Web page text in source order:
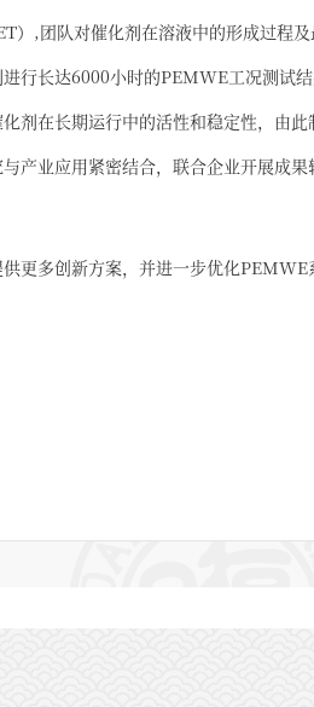
,团队对催化剂在溶液中的形成过程
行长达6000小时的PEMWE工况测试
剂在长期运行中的活性和稳定性，由此
产业应用紧密结合，联合企业开展成
更多创新方案，并进一步优化